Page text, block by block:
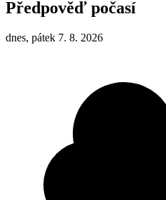
Předpověď počasí
dnes, pátek 7. 8. 2026